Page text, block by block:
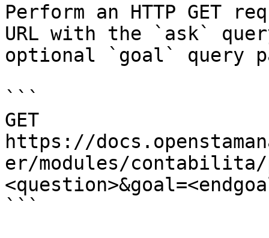
Perform an HTTP GET
URL with the `ask`
optional `goal` query
```
GET
https://
er/modules/contabilita/
```